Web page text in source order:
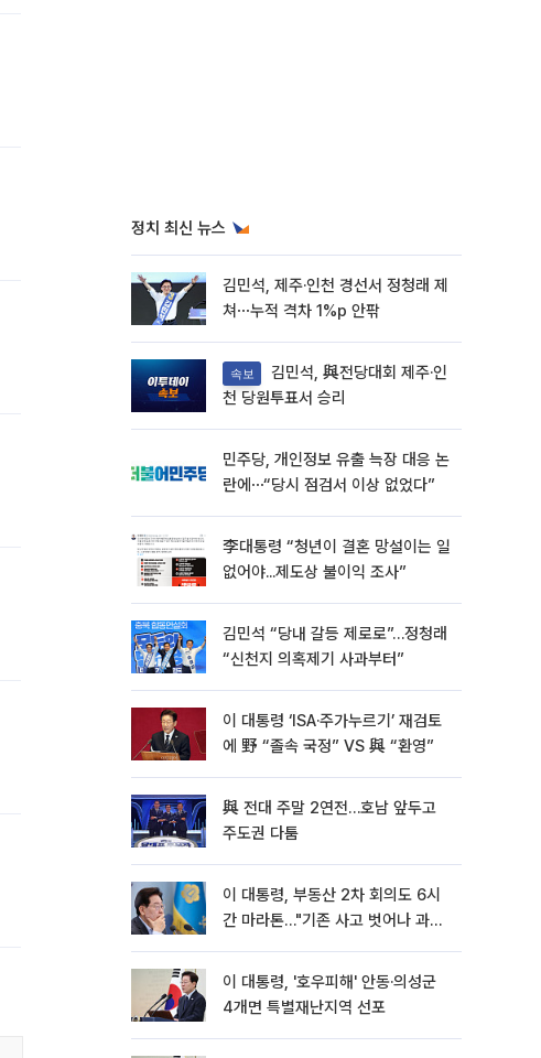
정치 최신 뉴스
김민석, 제주·인천 경선서 정청래 제
쳐⋯누적 격차 1%p 안팎
속보
천 당원투표서 승리
민주당, 개인정보 유출 늑장 대응 논
란에⋯“당시 점검서 이상 없었다”
李대통령 “청년이 결혼 망설이는 일
없어야...제도상 불이익 조사”
김민석 “당내 갈등 제로로”…정청래
“신천지 의혹제기 사과부터”
이 대통령 ‘ISA·주가누르기’ 재검토
에 野 “졸속 국정” VS 與 “환영”
與 전대 주말 2연전…호남 앞두고
주도권 다툼
이 대통령, 부동산 2차 회의도 6시
간 마라톤…"기존 사고 벗어나 과감
이 대통령, '호우피해' 안동·의성군
4개면 특별재난지역 선포